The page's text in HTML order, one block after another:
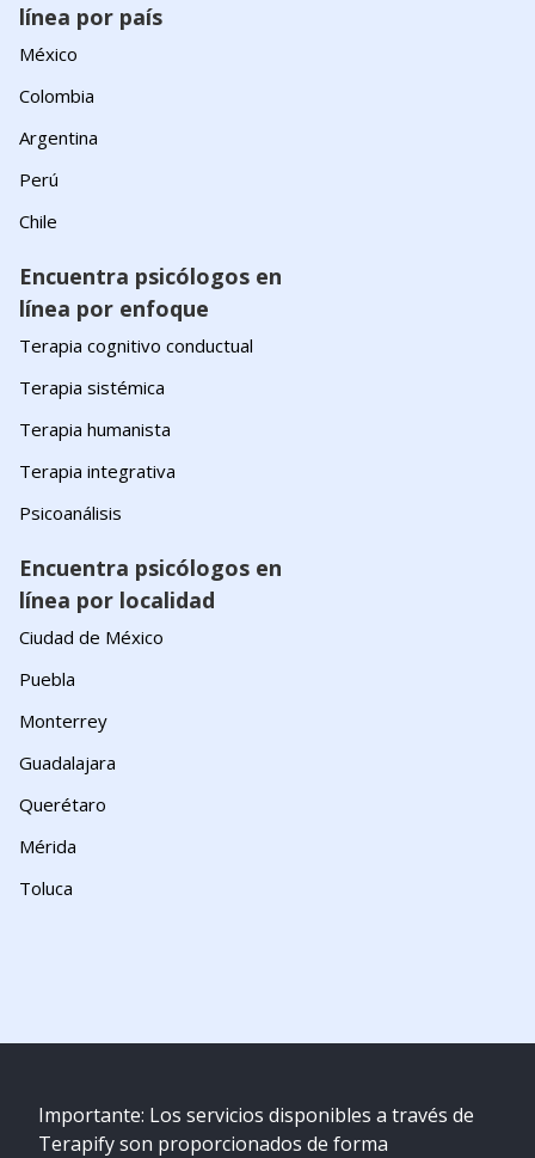
línea por país
México
Colombia
Argentina
Perú
Chile
Encuentra psicólogos en
línea por enfoque
Terapia cognitivo conductual
Terapia sistémica
Terapia humanista
Terapia integrativa
Psicoanálisis
Encuentra psicólogos en
línea por localidad
Ciudad de México
Puebla
Monterrey
Guadalajara
Querétaro
Mérida
Toluca
Importante: Los servicios disponibles a través de
Terapify son proporcionados de forma